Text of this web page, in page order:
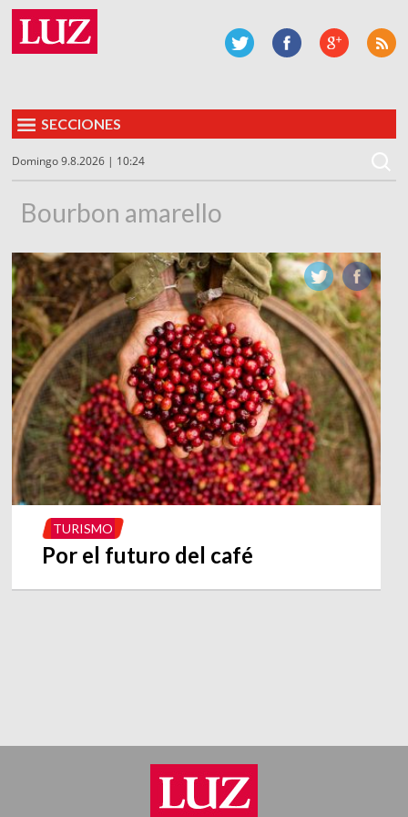
SECCIONES
Domingo 9.8.2026 | 10:24
Bourbon amarello
TURISMO
Por el futuro del café